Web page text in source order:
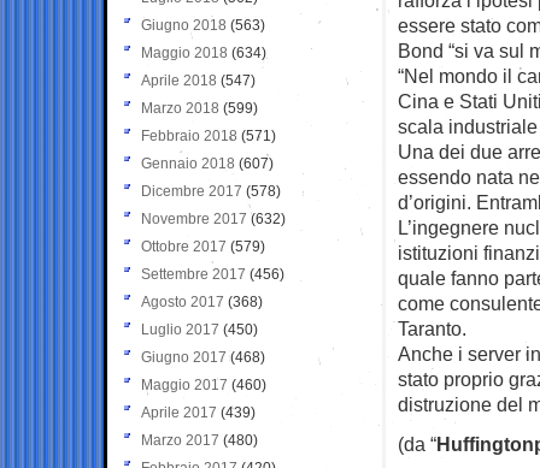
essere stato
Bond “si va sul
“Nel mondo il
Cina e Stati
scala
Una dei due
essendo nata
d’origini.
L’ingegnere
istituzioni
quale fanno
come
Taranto.
Anche i server
stato proprio
distruzione del
(da “
Giugno 2018 (563)
Maggio 2018 (634)
Aprile 2018 (547)
Marzo 2018 (599)
Febbraio 2018 (571)
Gennaio 2018 (607)
Dicembre 2017 (578)
Novembre 2017 (632)
Ottobre 2017 (579)
Settembre 2017 (456)
Agosto 2017 (368)
Luglio 2017 (450)
Giugno 2017 (468)
Maggio 2017 (460)
Aprile 2017 (439)
Marzo 2017 (480)